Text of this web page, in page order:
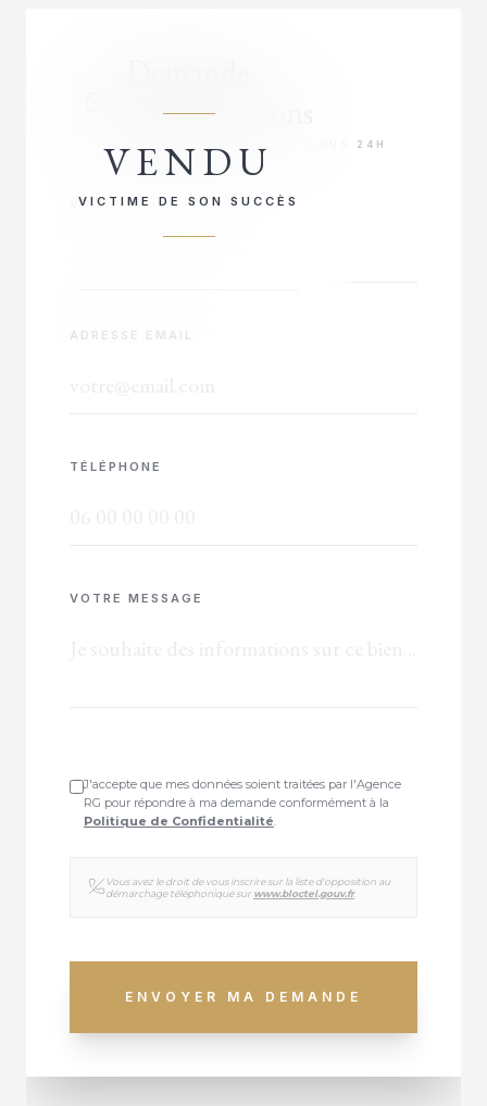
VENDU
VICTIME DE SON SUCCÈS
d'informations
RÉPONSE PRIORITAIRE SOUS 24H
VOTRE NOM COMPLET
ADRESSE EMAIL
TÉLÉPHONE
VOTRE MESSAGE
J'accepte que mes données soient traitées par l'Agence
RG pour répondre à ma demande conformément à la
Politique de Confidentialité.
Vous avez le droit de vous inscrire sur la liste d'opposition au
démarchage téléphonique sur www.bloctel.gouv.fr.
ENVOYER MA DEMANDE